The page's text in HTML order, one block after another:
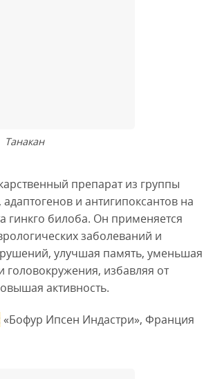
Танакан
препарат из группы
адаптогенов и антигипоксантов на
гинкго билоба. Он применяется
заболеваний и
улучшая память, уменьшая
головокружения, избавляя от
активность.
«Бофур Ипсен Индастри», Франция